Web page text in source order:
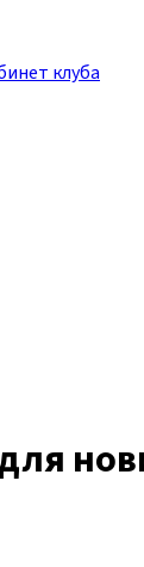
клуба